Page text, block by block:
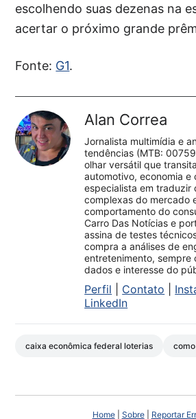
escolhendo suas dezenas na
acertar o próximo grande
Fonte: G1.
Alan Correa
Jornalista multimídia e
tendências (MTB:
olhar versátil que
automotivo, economia e
especialista em traduzir
complexas do mercado
comportamento do
Carro Das Notícias e
assina de testes
compra a análises de
entretenimento, sempre
dados e interesse do
Perfil Contato
LinkedIn
caixa econômica federal loterias
Home| Sobre| Reportar